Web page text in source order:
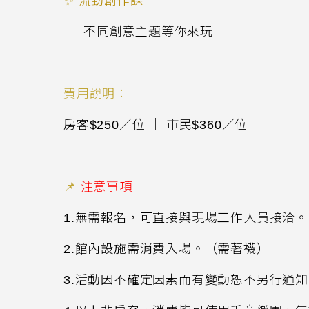
不同創意主題等你來玩
費用說明：
房客$250／位 ｜ 市民$360／位
📌 注意事項
1.無需報名，可直接與現場工作人員接洽。
2.館內設施需消費入場。（需著襪）
3.活動因不確定因素而有變動恕不另行通